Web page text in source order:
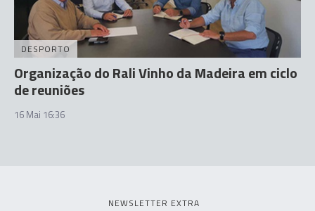
DESPORTO
Organização do Rali Vinho da Madeira em ciclo
de reuniões
16 Mai 16:36
NEWSLETTER EXTRA